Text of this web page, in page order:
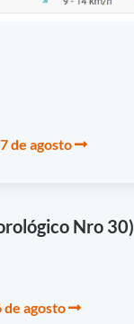
de agosto
Nro 30)
de agosto